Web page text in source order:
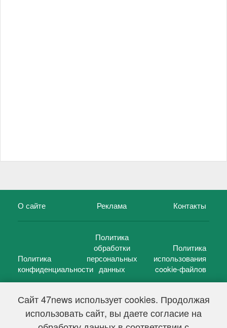
Сайт 47news использует cookies. Продолжая
использовать сайт, вы даете согласие на
О сайте Реклама Контакты
Политика
конфиденциальности
Политика
обработки
персональных
данных
Политика
использования
cookie-файлов
47 новостей (47 news)2005 — 2026 г.